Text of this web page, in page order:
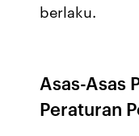
berlaku.
Asas-Asas
Peraturan